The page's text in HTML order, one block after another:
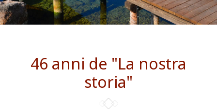
46 anni de "La nostra
storia"